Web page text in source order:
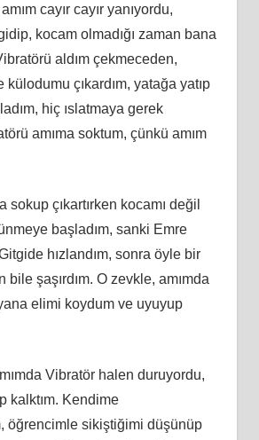
cayır cayır yanıyordu,
kocam olmadığı zaman bana
aldım çekmeceden,
çıkardım, yatağa yatıp
hiç ıslatmaya gerek
amıma soktum, çünkü amım
sokup çıkartırken kocamı değil
başladım, sanki Emre
hızlandım, sonra öyle bir
bile şaşırdım. O zevkle, amımda
elimi koydum ve uyuyup
Vibratör halen duruyordu,
kalktım. Kendime
öğrencimle sikiştiğimi düşünüp